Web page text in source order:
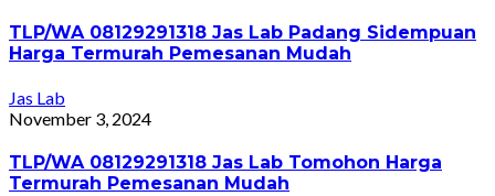
TLP/WA 08129291318 Jas Lab Padang Sidempuan
Harga Termurah Pemesanan Mudah
Jas Lab
November 3, 2024
TLP/WA 08129291318 Jas Lab Tomohon Harga
Termurah Pemesanan Mudah